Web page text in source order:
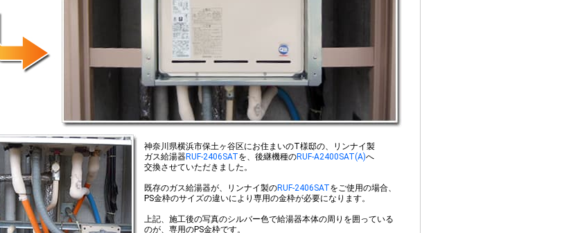
神奈川県横浜市保土ヶ谷区にお住まいのT様邸の、リンナイ製
ガス給湯器RUF-2406SATを、後継機種のRUF-A2400SAT(A)へ
交換させていただきました。
既存のガス給湯器が、リンナイ製のRUF-2406SATをご使用の場合、
PS金枠のサイズの違いにより専用の金枠が必要になります。
上記、施工後の写真のシルバー色で給湯器本体の周りを囲っている
のが、専用のPS金枠です。